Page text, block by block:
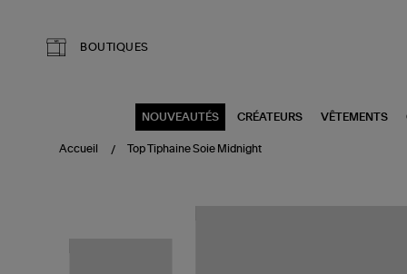
BOUTIQUES
NOUVEAUTÉS CRÉATEURS VÊTEMENTS
Accueil Top Tiphaine Soie Midnight